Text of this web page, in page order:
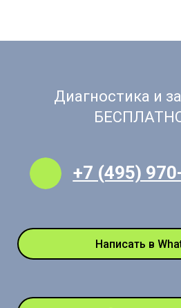
+7 (495)
Диагностика и
Написать в